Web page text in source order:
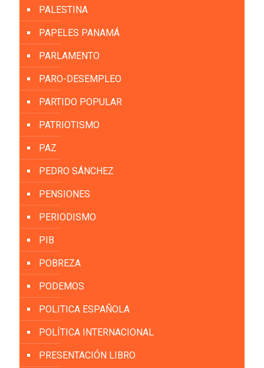
PALESTINA
PAPELES PANAMÁ
PARLAMENTO
PARO-DESEMPLEO
PARTIDO POPULAR
PATRIOTISMO
PAZ
PEDRO SÁNCHEZ
PENSIONES
PERIODISMO
PIB
POBREZA
PODEMOS
POLITICA ESPAÑOLA
POLÍTICA INTERNACIONAL
PRESENTACIÓN LIBRO